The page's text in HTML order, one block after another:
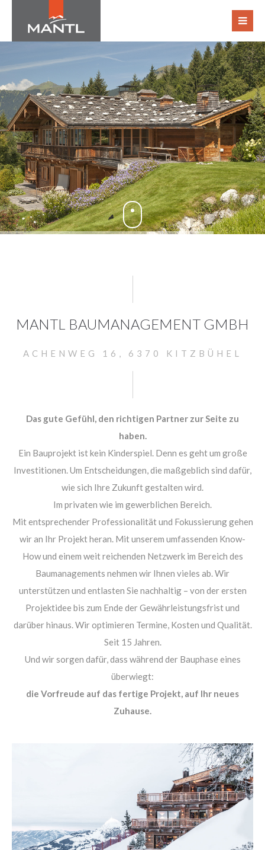
Login
Passwort
Register|Lost your password?
Support
Mon - Fri 8:00am - 5:00pm
(GMT +1)
376-293 City Road, Suite 600
Have any questions?
+44 1234 567 890
info@yourdomain.com
About us
Lorem ipsum dolor sit amet, consectetuer adipiscing
elit.
Aenean commodo ligula eget dolor. Aenean massa. Cum
sociis natoque penatibus et magnis dis parturient
montes, nascetur ridiculus mus. Donec quam felis,
MANTL BAUMANAGEMENT GMBH
ACHENWEG 16, 6370 KITZBÜHEL
Das gute Gefühl, den richtigen Partner zur Seite zu
haben.
Ein Bauprojekt ist kein Kinderspiel. Denn es geht um große
Investitionen. Um Entscheidungen, die maßgeblich sind dafür,
wie sich Ihre Zukunft gestalten wird.
Im privaten wie im gewerblichen Bereich.
Mit entsprechender Professionalität und Fokussierung gehen
wir an Ihr Projekt heran. Mit unserem umfassenden Know-
How und einem weit reichenden Netzwerk im Bereich des
Baumanagements nehmen wir Ihnen vieles ab. Wir
unterstützen und entlasten Sie nachhaltig – von der ersten
Projektidee bis zum Ende der Gewährleistungsfrist und
darüber hinaus. Wir optimieren Termine, Kosten und Qualität.
Seit 15 Jahren.
Und wir sorgen dafür, dass während der Bauphase eines
überwiegt:
die Vorfreude auf das fertige Projekt, auf Ihr neues
Zuhause.